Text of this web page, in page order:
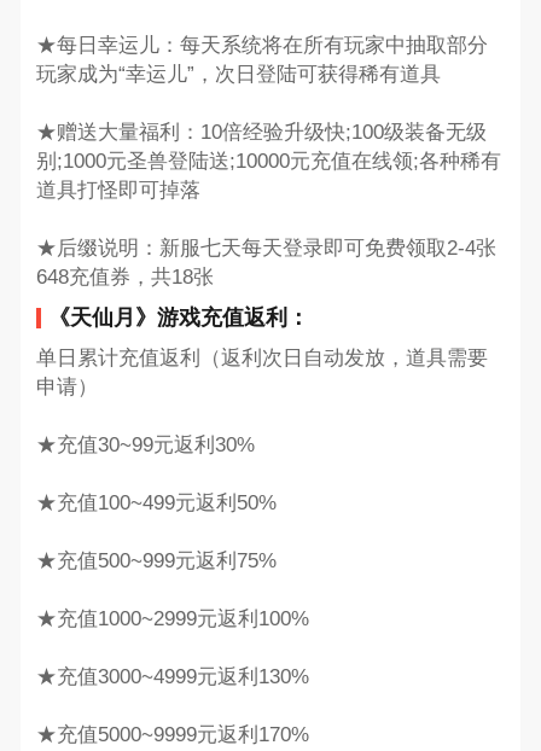
★每日幸运儿：每天系统将在所有玩家中抽取部分
玩家成为“幸运儿”，次日登陆可获得稀有道具
★赠送大量福利：10倍经验升级快;100级装备无级
别;1000元圣兽登陆送;10000元充值在线领;各种稀有
道具打怪即可掉落
★后缀说明：新服七天每天登录即可免费领取2-4张
648充值券，共18张
《天仙月》游戏充值返利：
单日累计充值返利（返利次日自动发放，道具需要
申请）
★充值30~99元返利30%
★充值100~499元返利50%
★充值500~999元返利75%
★充值1000~2999元返利100%
★充值3000~4999元返利130%
★充值5000~9999元返利170%